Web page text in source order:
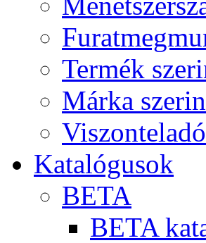
Termék
Márka
Katalógusok
BETA
BETA